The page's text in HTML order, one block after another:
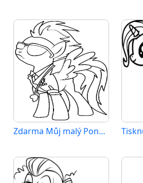
Zdarma Můj malý Pony Vymalovatelné